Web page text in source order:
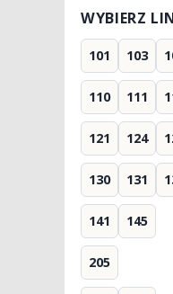
WYBIERZ
101 103
110 111
121 124
130 131
141 145
205